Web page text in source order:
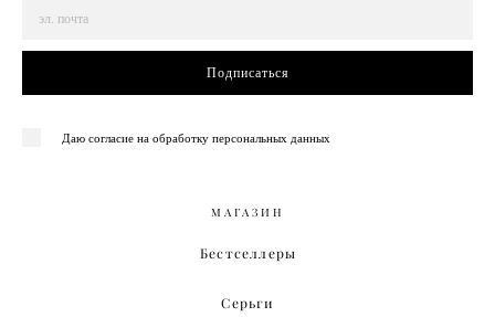
Подписаться
Даю согласие на обработку персональных данных
МАГАЗИН
Бестселлеры
Серьги